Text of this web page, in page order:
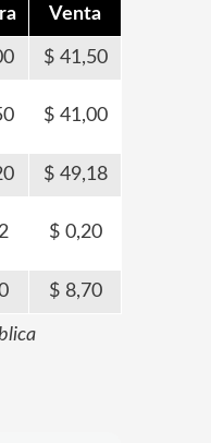
Venta
41,50
41,00
49,18
0,20
8,70